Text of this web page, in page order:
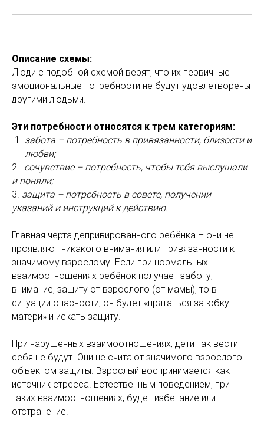
Описание схемы:
Люди с подобной схемой верят, что их первичные
эмоциональные потребности не будут удовлетворены
другими людьми.
Эти потребности относятся к трем категориям:
забота – потребность в привязанности, близости и
любви;
2. сочувствие – потребность, чтобы тебя выслушали
и поняли;
3. защита – потребность в совете, получении
указаний и инструкций к действию.
Главная черта депривированного ребёнка – они не
проявляют никакого внимания или привязанности к
значимому взрослому. Если при нормальных
взаимоотношениях ребёнок получает заботу,
внимание, защиту от взрослого (от мамы), то в
ситуации опасности, он будет «прятаться за юбку
матери» и искать защиту.
При нарушенных взаимоотношениях, дети так вести
себя не будут. Они не считают значимого взрослого
объектом защиты. Взрослый воспринимается как
источник стресса. Естественным поведением, при
таких взаимоотношениях, будет избегание или
отстранение.